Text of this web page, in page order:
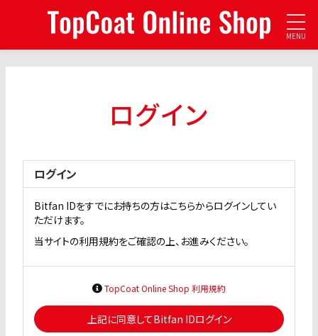
MENU
ログイン
ログイン
Bitfan IDをすでにお持ちの方はこちらからログインしてい
ただけます。
当サイトの利用規約をご確認の上、お進みください。
TopCoat Online Shop 利用規約
上記に同意してBitfan IDログイン